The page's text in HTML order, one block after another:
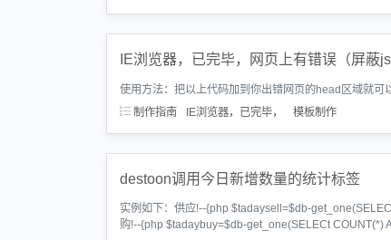
IE浏览器，已完毕，网页上有错误（屏蔽js
使用方法：把以上代码加到你出错网页的head区域就可
制作指南
IE浏览器，已完毕， 模板制作
destoon调用今日新增数量的统计标签
实例如下：供应!--{php $tadaysell=$db-
购!--{php $tadaybuy=$db-get_one(SELECt COUNT(*)